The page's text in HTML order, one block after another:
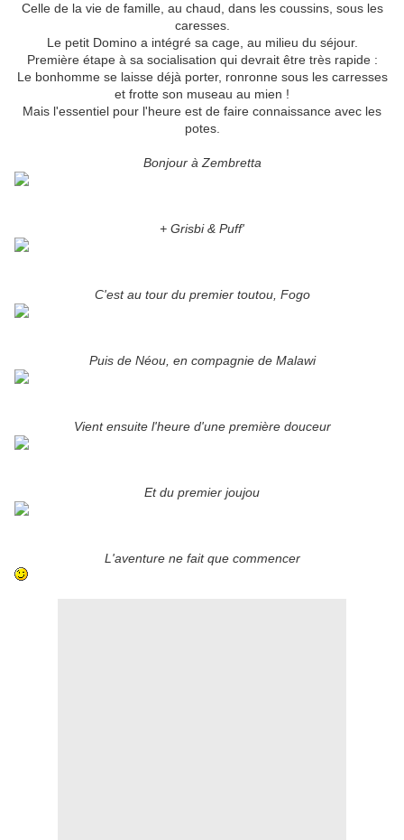
Celle de la vie de famille, au chaud, dans les coussins, sous les
caresses.
Le petit Domino a intégré sa cage, au milieu du séjour.
Première étape à sa socialisation qui devrait être très rapide :
Le bonhomme se laisse déjà porter, ronronne sous les carresses
et frotte son museau au mien !
Mais l'essentiel pour l'heure est de faire connaissance avec les
potes.
Bonjour à Zembretta
+ Grisbi & Puff'
C'est au tour du premier toutou, Fogo
Puis de Néou, en compagnie de Malawi
Vient ensuite l'heure d'une première douceur
Et du premier joujou
L'aventure ne fait que commencer